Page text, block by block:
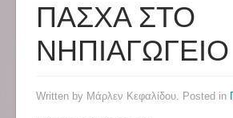
ΠΑΣΧΑ ΣΤΟ
ΝΗΠΙΑΓΩΓΕΙΟ
Written by Μάρλεν Κεφαλίδου. Posted in